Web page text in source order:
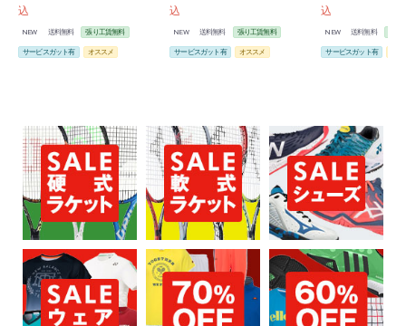
込
NEW 送料無料 張り工賃無料
サービスガット有 オススメ
込
NEW 送料無料 張り工賃無料
サービスガット有 オススメ
込
NEW 送料無料
サービスガット有